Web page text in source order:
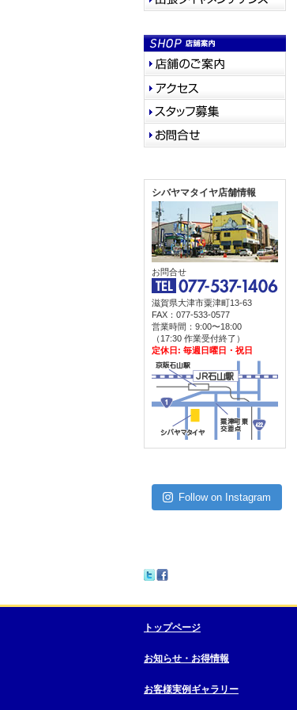
シバヤマタイヤ店舗情報
お問合せ
滋賀県大津市粟津町13-63
FAX：077-533-0577
営業時間：9:00〜18:00
（17:30 作業受付終了）
定休日: 毎週日曜日・祝日
Follow on Instagram
トップページ
お知らせ・お得情報
お客様実例ギャラリー